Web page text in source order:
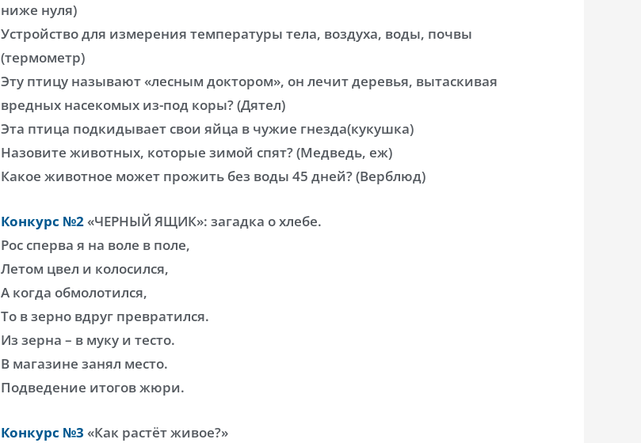
ниже нуля)
Устройство для измерения температуры тела, воздуха, воды, почвы
(термометр)
Эту птицу называют «лесным доктором», он лечит деревья, вытаскивая
вредных насекомых из-под коры? (Дятел)
Эта птица подкидывает свои яйца в чужие гнезда(кукушка)
Назовите животных, которые зимой спят? (Медведь, еж)
Какое животное может прожить без воды 45 дней? (Верблюд)
Конкурс №2«ЧЕРНЫЙ ЯЩИК»: загадка о хлебе.
Рос сперва я на воле в поле,
Летом цвел и колосился,
А когда обмолотился,
То в зерно вдруг превратился.
Из зерна – в муку и тесто.
В магазине занял место.
Подведение итогов жюри.
Конкурс №3 «Как растёт живое?»